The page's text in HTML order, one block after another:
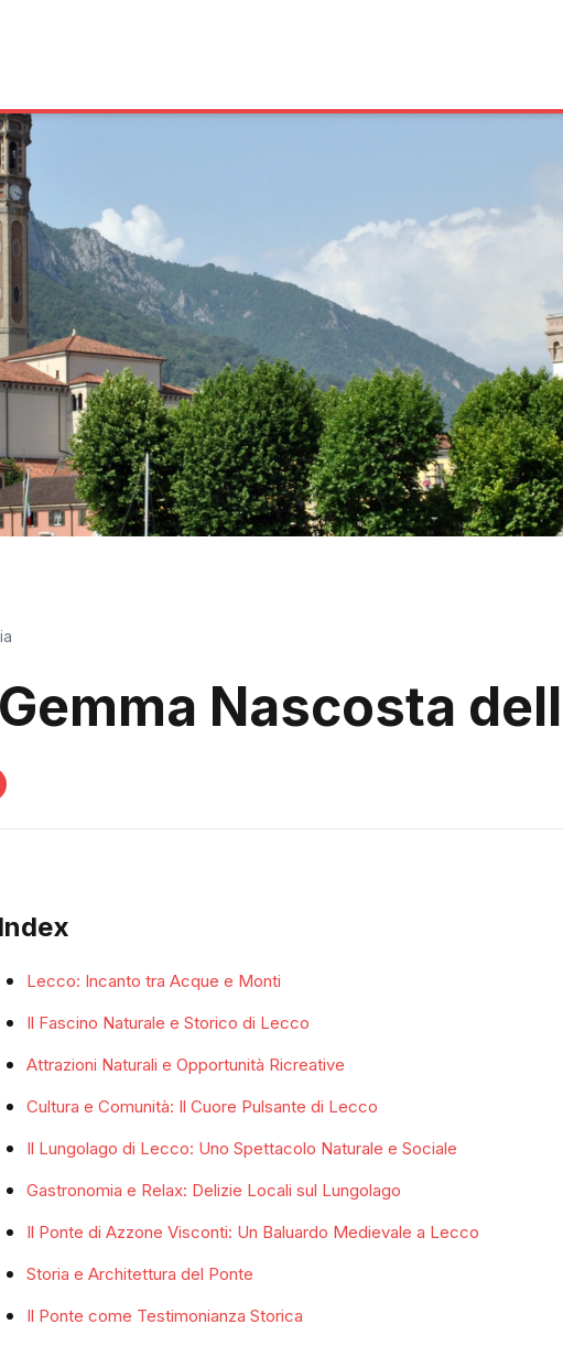
Nascosta
Index
Lecco: Incanto tra Acque e Monti
Il Fascino Naturale e Storico di Lecco
Attrazioni Naturali e Opportunità Ricreative
Cultura e Comunità: Il Cuore Pulsante di Lecco
Il Lungolago di Lecco: Uno Spettacolo Naturale e Sociale
Gastronomia e Relax: Delizie Locali sul Lungolago
Il Ponte di Azzone Visconti: Un Baluardo Medievale a Lecco
Storia e Architettura del Ponte
Il Ponte come Testimonianza Storica